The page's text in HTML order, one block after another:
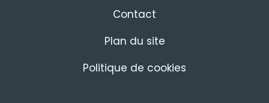
Contact
Plan du site
Politique de cookies